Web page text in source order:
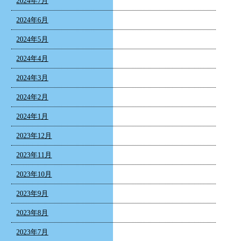
2024年6月
2024年5月
2024年4月
2024年3月
2024年2月
2024年1月
2023年12月
2023年11月
2023年10月
2023年9月
2023年8月
2023年7月